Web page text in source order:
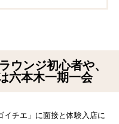
ウンジ初心者や、
六本木一期一会
イチエ」に面接と体験入店に